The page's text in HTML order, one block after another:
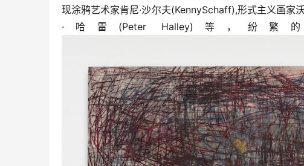
现涂鸦艺术家肯尼·沙尔夫(KennySchaff),形式主义画家
·哈雷(Peter Halley)等，纷